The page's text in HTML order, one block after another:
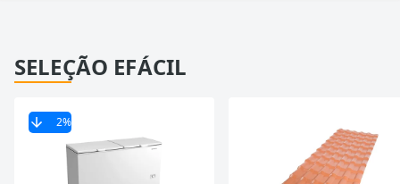
SELEÇÃO EFÁCIL
2%